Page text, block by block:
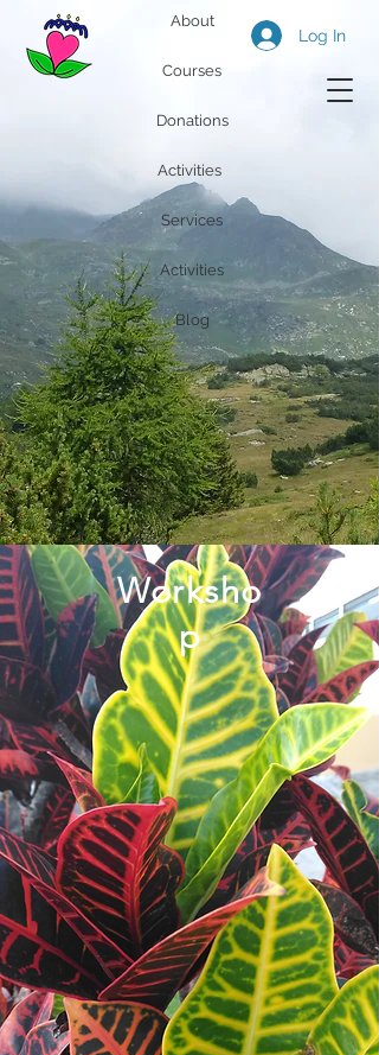
About
Courses
Donations
Services
Activities
Blog
Log In
Activities
Worksho
p